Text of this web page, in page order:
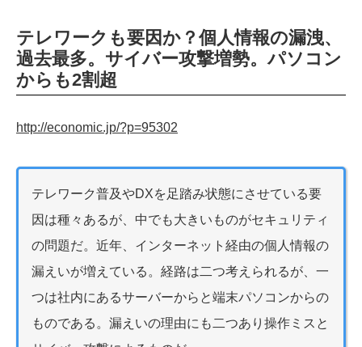
テレワークも要因か？個人情報の漏洩、
過去最多。サイバー攻撃増勢。パソコン
からも2割超
http://economic.jp/?p=95302
テレワーク普及やDXを足踏み状態にさせている要
因は種々あるが、中でも大きいものがセキュリティ
の問題だ。近年、インターネット経由の個人情報の
漏えいが増えている。経路は二つ考えられるが、一
つは社内にあるサーバーからと端末パソコンからの
ものである。漏えいの理由にも二つあり操作ミスと